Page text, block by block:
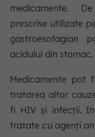
medicamente.
prescrise utilizate
gastroesofagian
acidului din stomac.
Medicamente pot
tratarea altor
fi HIV și infecții.
tratate cu agenți